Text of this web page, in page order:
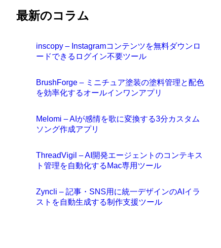
最新のコラム
inscopy – Instagramコンテンツを無料ダウンロ
ードできるログイン不要ツール
BrushForge – ミニチュア塗装の塗料管理と配色
を効率化するオールインワンアプリ
Melomi – AIが感情を歌に変換する3分カスタム
ソング作成アプリ
ThreadVigil – AI開発エージェントのコンテキス
ト管理を自動化するMac専用ツール
Zyncli – 記事・SNS用に統一デザインのAIイラ
ストを自動生成する制作支援ツール